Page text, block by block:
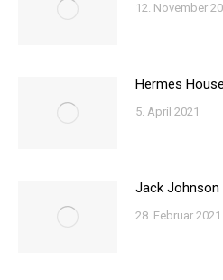
12. November
Hermes
5. April 2021
Jack
28. Februar 2021